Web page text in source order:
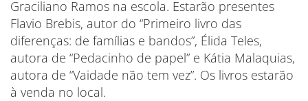
Graciliano Ramos na escola. Estarão presentes
Flavio Brebis, autor do “Primeiro livro das
diferenças: de famílias e bandos”, Élida Teles,
autora de “Pedacinho de papel” e Kátia Malaquias,
autora de “Vaidade não tem vez”. Os livros estarão
à venda no local.